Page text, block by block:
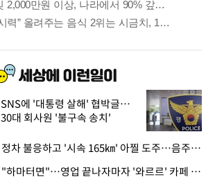
SNS에 '대통령 살해' 협박글…
30대 회사원 '불구속 송치'
· 정차 불응하고 '시속 165㎞' 아찔 도주…음주운전자 체포
· "하마터면"…영업 끝나자마자 '와르르' 카페 테라스 덮친 대리석 외벽